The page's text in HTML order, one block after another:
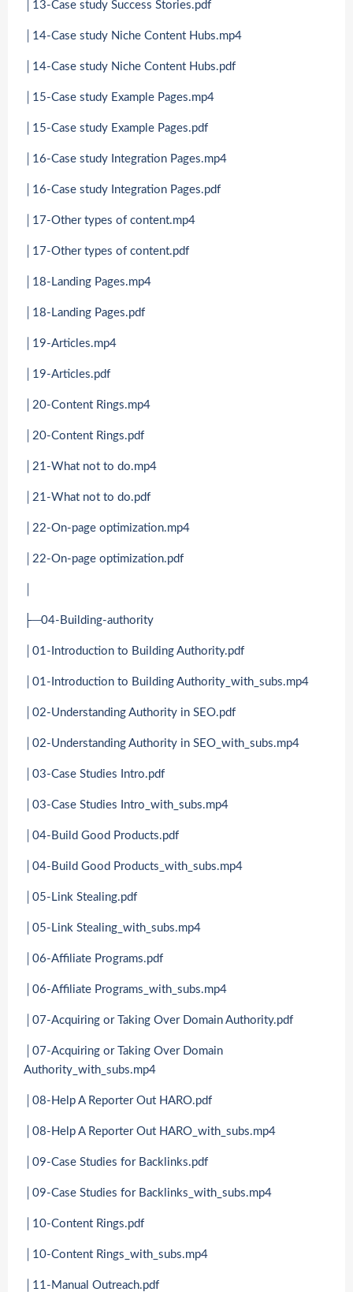
│13-Case study Success Stories.pdf
│14-Case study Niche Content Hubs.mp4
│14-Case study Niche Content Hubs.pdf
│15-Case study Example Pages.mp4
│15-Case study Example Pages.pdf
│16-Case study Integration Pages.mp4
│16-Case study Integration Pages.pdf
│17-Other types of content.mp4
│17-Other types of content.pdf
│18-Landing Pages.mp4
│18-Landing Pages.pdf
│19-Articles.mp4
│19-Articles.pdf
│20-Content Rings.mp4
│20-Content Rings.pdf
│21-What not to do.mp4
│21-What not to do.pdf
│22-On-page optimization.mp4
│22-On-page optimization.pdf
├─04-Building-authority
│01-Introduction to Building Authority.pdf
│01-Introduction to Building Authority_with_subs.mp4
│02-Understanding Authority in SEO.pdf
│02-Understanding Authority in SEO_with_subs.mp4
│03-Case Studies Intro.pdf
│03-Case Studies Intro_with_subs.mp4
│04-Build Good Products.pdf
│04-Build Good Products_with_subs.mp4
│05-Link Stealing.pdf
│05-Link Stealing_with_subs.mp4
│06-Affiliate Programs.pdf
│06-Affiliate Programs_with_subs.mp4
│07-Acquiring or Taking Over Domain Authority.pdf
│07-Acquiring or Taking Over Domain
Authority_with_subs.mp4
│08-Help A Reporter Out HARO.pdf
│08-Help A Reporter Out HARO_with_subs.mp4
│09-Case Studies for Backlinks.pdf
│09-Case Studies for Backlinks_with_subs.mp4
│10-Content Rings.pdf
│10-Content Rings_with_subs.mp4
│11-Manual Outreach.pdf